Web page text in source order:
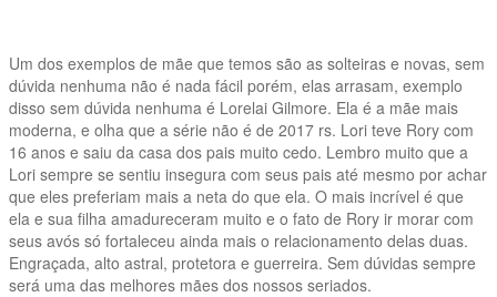
Um dos exemplos de mãe que temos são as solteiras e novas, sem
dúvida nenhuma não é nada fácil porém, elas arrasam, exemplo
disso sem dúvida nenhuma é Lorelai Gilmore. Ela é a mãe mais
moderna, e olha que a série não é de 2017 rs. Lori teve Rory com
16 anos e saiu da casa dos pais muito cedo. Lembro muito que a
Lori sempre se sentiu insegura com seus pais até mesmo por achar
que eles preferiam mais a neta do que ela. O mais incrível é que
ela e sua filha amadureceram muito e o fato de Rory ir morar com
seus avós só fortaleceu ainda mais o relacionamento delas duas.
Engraçada, alto astral, protetora e guerreira. Sem dúvidas sempre
será uma das melhores mães dos nossos seriados.